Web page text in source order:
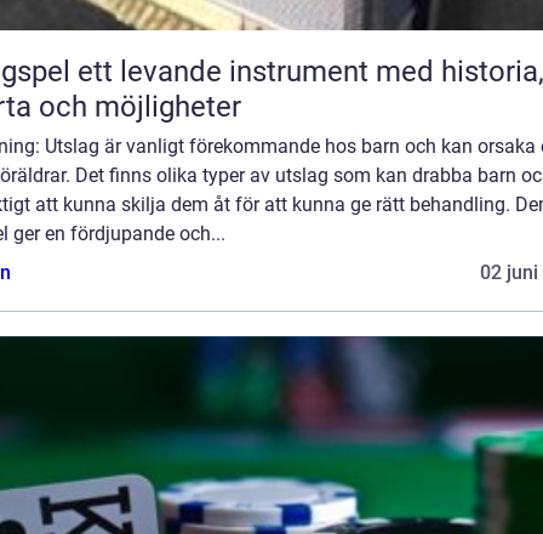
med historia,
och möjligheter
Utslag är vanligt förekommande hos barn och kan orsaka
Det finns olika typer av utslag som kan drabba barn
att kunna skilja dem åt för att kunna ge rätt behandling.
ger en fördjupande och...
02 juni